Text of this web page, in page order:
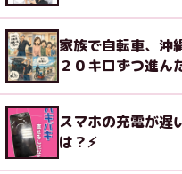
家族で自転車、沖
２０キロずつ進ん
スマホの充電が
は？⚡